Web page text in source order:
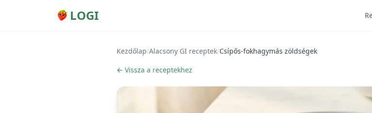
LOGI
Kezdőlap/Alacsony GI receptek/Csípős-fokhagymás zöldségek
← Vissza a receptekhez